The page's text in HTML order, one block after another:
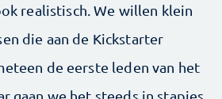
realistisch. We willen klein
die aan de Kickstarter
de eerste leden van het
gaan we het steeds in stapjes